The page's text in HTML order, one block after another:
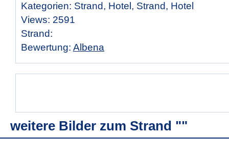
Kategorien: Strand, Hotel, Strand, Hotel
Views: 2591
Strand:
Bewertung: Albena
weitere Bilder zum Strand ""